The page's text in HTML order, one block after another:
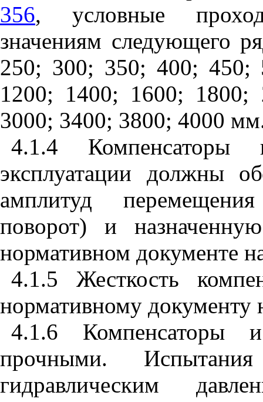
356, условные
значениям следующего
250; 300; 350; 400;
1200; 1400; 1600;
3000; 3400; 3800; 4000
4.1.4
эксплуатации должны
амплитуд
поворот) и
нормативном документе
4.1.5 Жесткость
нормативному документу
4.1.6 Компенсаторы
прочными.
гидравлическим